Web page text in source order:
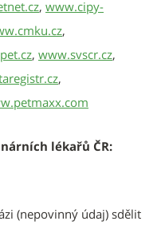
, www.cipy-
,
, www.svscr.cz,
,
lékařů ČR:
(nepovinný údaj) sdělit